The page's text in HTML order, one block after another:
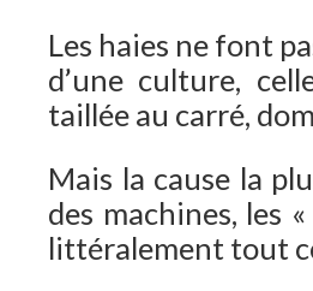
Les haies ne font
d’une culture,
taillée au carré,
Mais la cause la
des machines, les
littéralement tout